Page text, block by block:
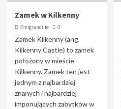
Zamek w Kilkenny
Emigranci.ie 0
Zamek Kilkenny (ang.
Kilkenny Castle) to zamek
położony w mieście
Kilkenny. Zamek ten jest
jednym z najbardziej
znanych i najbardziej
imponujących zabytków w